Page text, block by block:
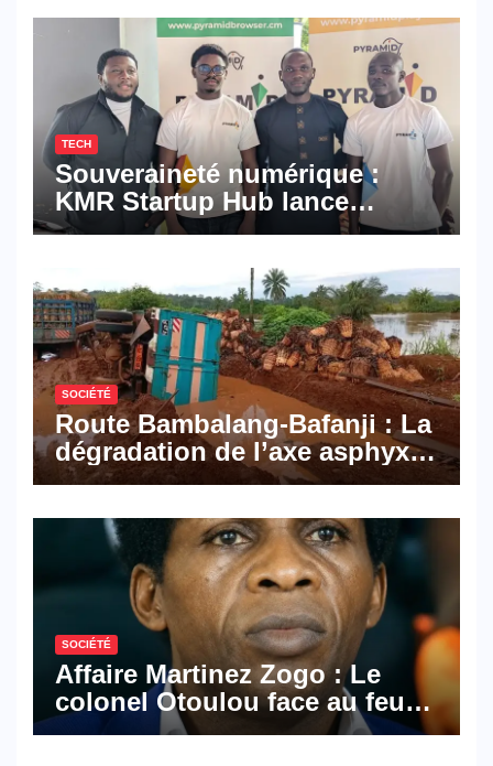
TECH
Souveraineté numérique :
KMR Startup Hub lance
Pyramid Browser et Pyramid
numériques made in
Cameroon
SOCIÉTÉ
Route Bambalang-Bafanji : La
dégradation de l’axe asphyxie
les activités économiques
SOCIÉTÉ
Affaire Martinez Zogo : Le
colonel Otoulou face au feu
croisé des avocats de la